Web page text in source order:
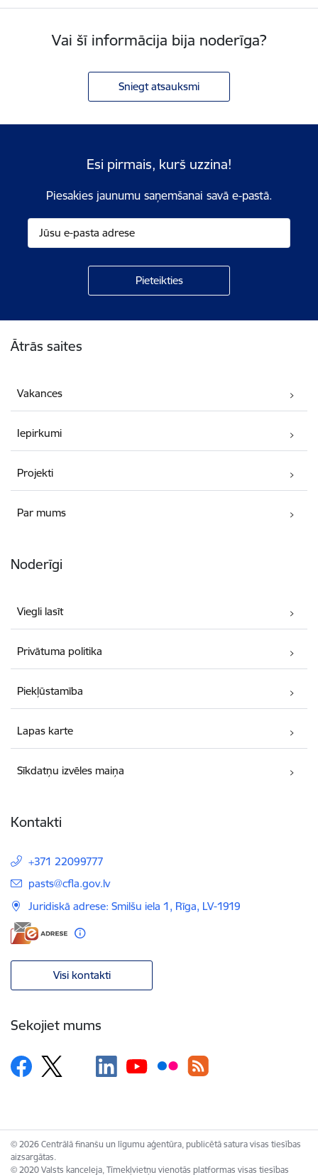
Vai šī informācija bija noderīga?
Sniegt atsauksmi
Esi pirmais, kurš uzzina!
Piesakies jaunumu saņemšanai savā e-pastā.
Ātrās saites
Vakances
Iepirkumi
Projekti
Par mums
Noderīgi
Viegli lasīt
Privātuma politika
Piekļūstamība
Lapas karte
Sīkdatņu izvēles maiņa
Kontakti
+371 22099777
E-pasts:
pasts@cfla.gov.lv
Juridiskā adrese: Smilšu iela 1, Rīga, LV-1919
Visi kontakti
Sekojiet mums
© 2026 Centrālā finanšu un līgumu aģentūra, publicētā satura visas tiesības
aizsargātas.
© 2020 Valsts kanceleja, Tīmekļvietņu vienotās platformas visas tiesības